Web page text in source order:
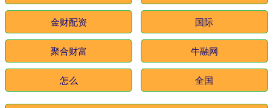
金财配资 国际
聚合财富 牛融网
怎么 全国